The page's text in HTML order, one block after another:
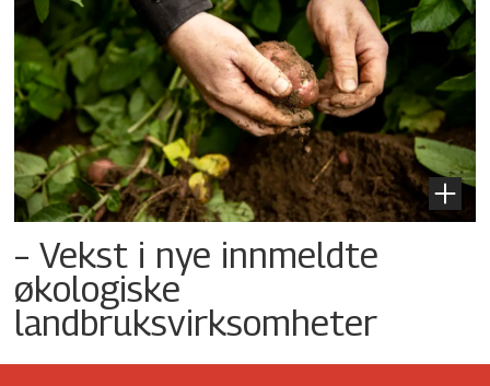
– Vekst i nye innmeldte
økologiske
landbruksvirksomheter